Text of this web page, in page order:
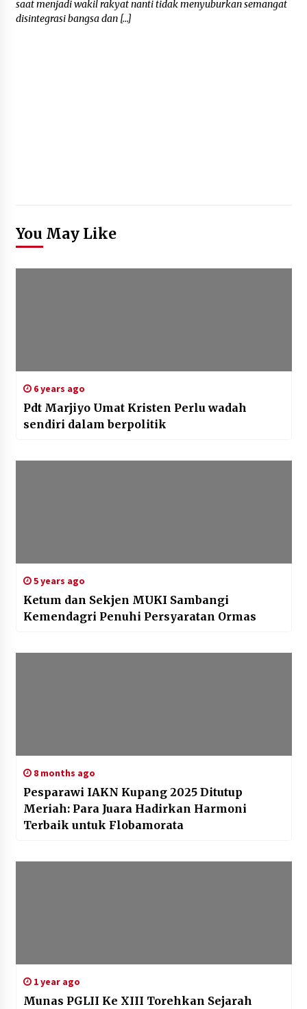
saat menjadi wakil rakyat nanti tidak menyuburkan semangat
disintegrasi bangsa dan […]
You May Like
6 years ago
Pdt Marjiyo Umat Kristen Perlu wadah
sendiri dalam berpolitik
5 years ago
Ketum dan Sekjen MUKI Sambangi
Kemendagri Penuhi Persyaratan Ormas
8 months ago
Pesparawi IAKN Kupang 2025 Ditutup
Meriah: Para Juara Hadirkan Harmoni
Terbaik untuk Flobamorata
1 year ago
Munas PGLII Ke XIII Torehkan Sejarah